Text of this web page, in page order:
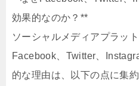
効果的なのか？**
ソーシャルメディアプラッ
Facebook、Twitter、
的な理由は、以下の点に集約